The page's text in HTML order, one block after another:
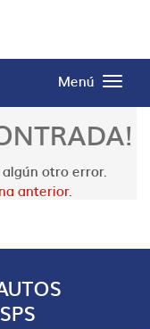
Menú
otro error.
anterior.